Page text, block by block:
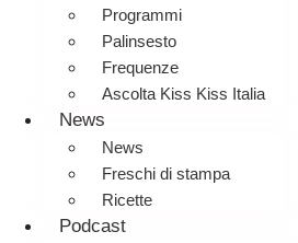
Programmi
Palinsesto
Frequenze
Ascolta Kiss Kiss Italia
News
News
Freschi di stampa
Ricette
Podcast